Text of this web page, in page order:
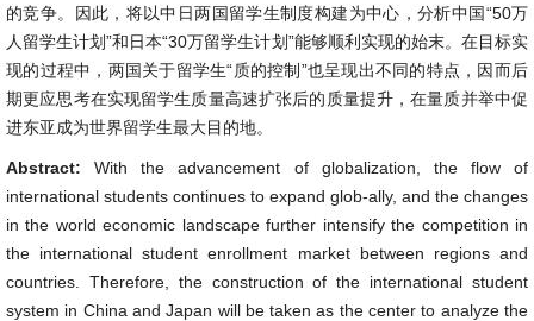
的竞争。因此，将以中日两国留学生制度构建为中心，分析中国“50万
人留学生计划”和日本“30万留学生计划”能够顺利实现的始末。在目标实
现的过程中，两国关于留学生“质的控制”也呈现出不同的特点，因而后
期更应思考在实现留学生质量高速扩张后的质量提升，在量质并举中促
进东亚成为世界留学生最大目的地。
Abstract:With the advancement of globalization, the flow of
international students continues to expand glob-ally, and the changes
in the world economic landscape further intensify the competition in
the international student enrollment market between regions and
countries. Therefore, the construction of the international student
system in China and Japan will be taken as the center to analyze the